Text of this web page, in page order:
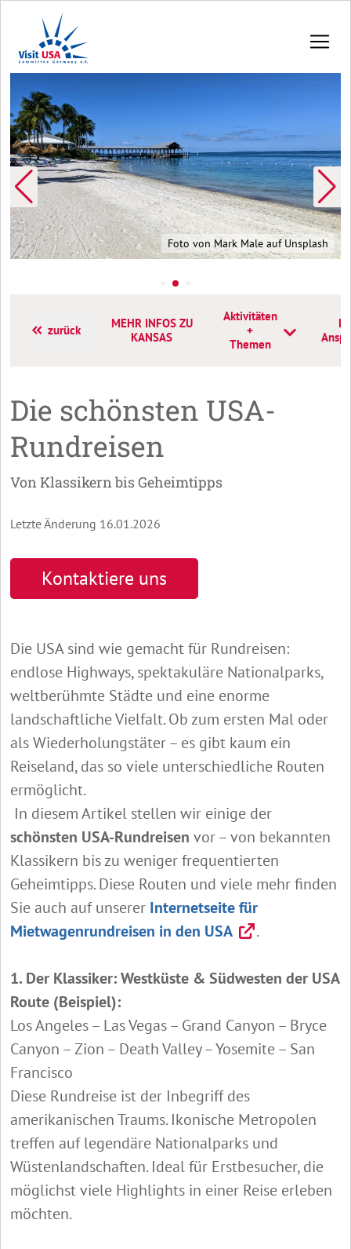
Foto von Mark Male auf Unsplash
zurück
MEHR INFOS ZU
KANSAS
Aktivitäten
+
Themen
Die schönsten USA-
Rundreisen
Von Klassikern bis Geheimtipps
Letzte Änderung 16.01.2026
Kontaktiere uns
Die USA sind wie gemacht für Rundreisen:
endlose Highways, spektakuläre Nationalparks,
weltberühmte Städte und eine enorme
landschaftliche Vielfalt. Ob zum ersten Mal oder
als Wiederholungstäter – es gibt kaum ein
Reiseland, das so viele unterschiedliche Routen
ermöglicht.
In diesem Artikel stellen wir einige der
schönsten USA-Rundreisen vor – von bekannten
Klassikern bis zu weniger frequentierten
Geheimtipps. Diese Routen und viele mehr finden
Sie auch auf unserer Internetseite für
Mietwagenrundreisen in den USA
.
1. Der Klassiker: Westküste & Südwesten der USA
Route (Beispiel):
Los Angeles – Las Vegas – Grand Canyon – Bryce
Canyon – Zion – Death Valley – Yosemite – San
Francisco
Diese Rundreise ist der Inbegriff des
amerikanischen Traums. Ikonische Metropolen
treffen auf legendäre Nationalparks und
Wüstenlandschaften. Ideal für Erstbesucher, die
möglichst viele Highlights in einer Reise erleben
möchten.